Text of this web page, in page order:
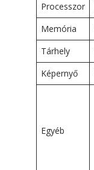
Processzor
Memória
Tárhely
Képernyő
Egyéb